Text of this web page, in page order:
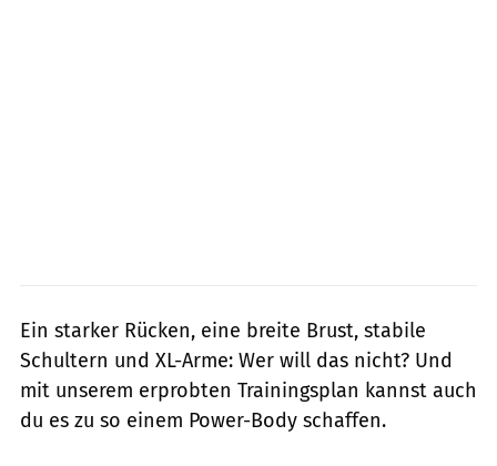
Ein starker Rücken, eine breite Brust, stabile
Schultern und XL-Arme: Wer will das nicht? Und
mit unserem erprobten Trainingsplan kannst auch
du es zu so einem Power-Body schaffen.